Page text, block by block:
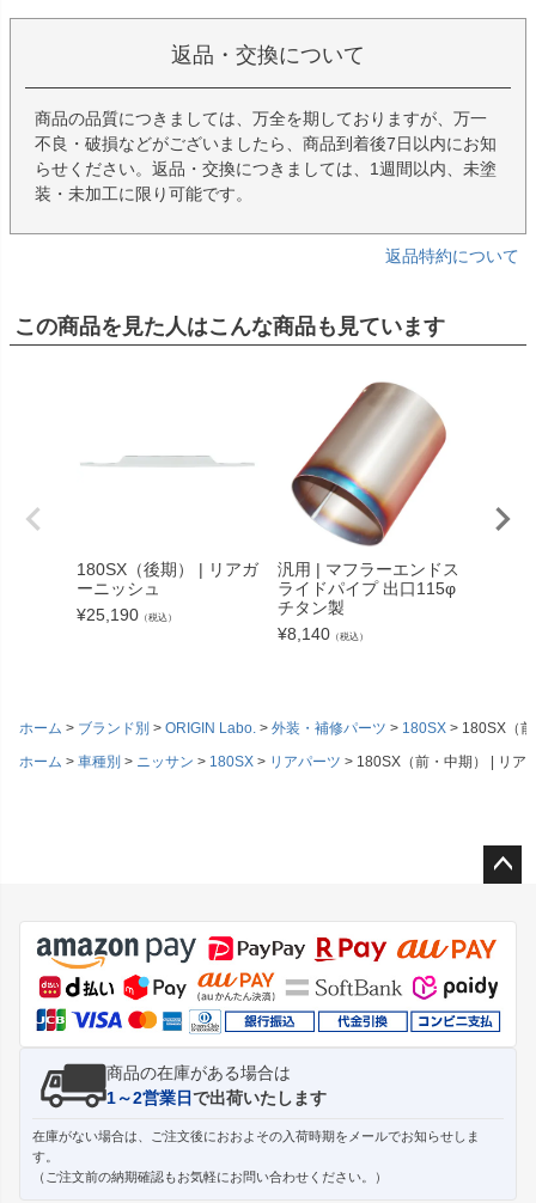
返品・交換について
商品の品質につきましては、万全を期しておりますが、万一
不良・破損などがございましたら、商品到着後7日以内にお知
らせください。返品・交換につきましては、1週間以内、未塗
装・未加工に限り可能です。
返品特約について
この商品を見た人はこんな商品も見ています
180SX（後期） | リアガ
ーニッシュ
¥25,190 （税込）
汎用 | マフラーエンドス
ライドパイプ 出口115φ
チタン製
¥8,140 （税込）
ホーム ブランド別 ORIGIN Labo. 外装・補修パーツ 180SX
180SX（
ホーム
車種別 ニッサン 180SX リアパーツ 180SX（前・中期） | リア
ジト
ップ
へ
商品の在庫がある場合は
1～2営業日で出荷いたします
在庫がない場合は、ご注文後におおよその入荷時期をメールでお知らせしま
す。
（ご注文前の納期確認もお気軽にお問い合わせください。）